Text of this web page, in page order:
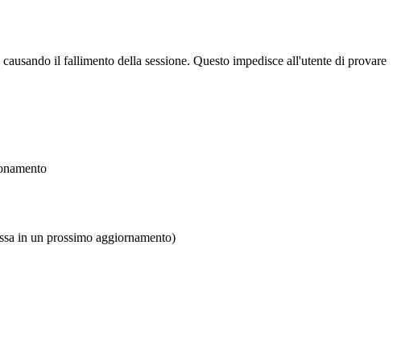
causando il fallimento della sessione. Questo impedisce all'utente di provare
in un prossimo aggiornamento)